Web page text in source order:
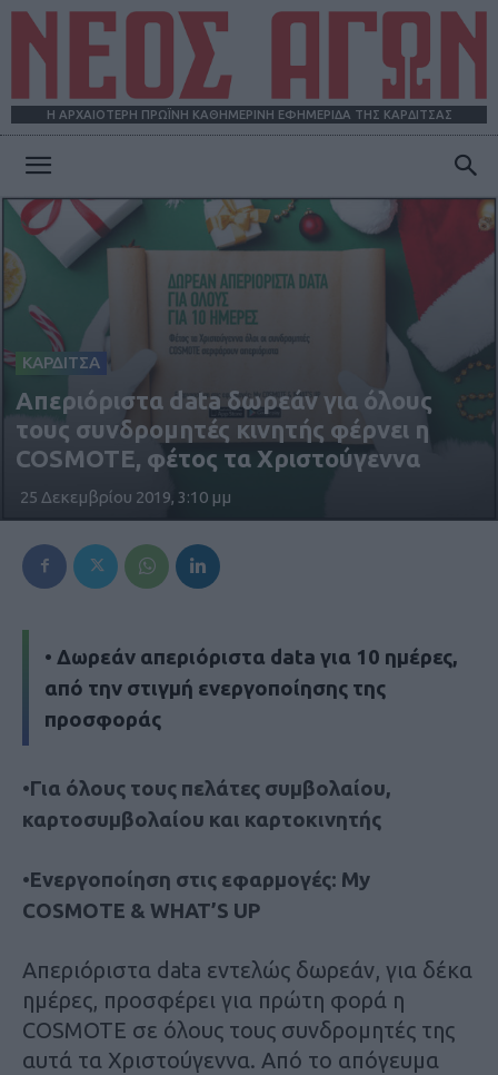
Η ΑΡΧΑΙΟΤΕΡΗ ΠΡΩΪΝΗ ΚΑΘΗΜΕΡΙΝΗ ΕΦΗΜΕΡΙΔΑ ΤΗΣ ΚΑΡΔΙΤΣΑΣ
ΑΓΩΝ
ΚΑΡΔΙΤΣΑ
Απεριόριστα data δωρεάν για όλους
τους συνδρομητές κινητής φέρνει η
COSMOTE, φέτος τα Χριστούγεννα
25 Δεκεμβρίου 2019, 3:10 μμ
• Δωρεάν απεριόριστα data για 10 ημέρες,
από την στιγμή ενεργοποίησης της
προσφοράς
•Για όλους τους πελάτες συμβολαίου,
καρτοσυμβολαίου και καρτοκινητής
•Ενεργοποίηση στις εφαρμογές: My
COSMOTE & WHAT’S UP
Απεριόριστα data εντελώς δωρεάν, για δέκα
ημέρες, προσφέρει για πρώτη φορά η
COSMOTE σε όλους τους συνδρομητές της
αυτά τα Χριστούγεννα. Από το απόγευμα